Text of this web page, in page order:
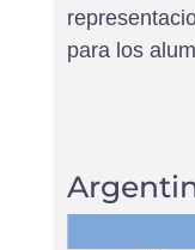
para los